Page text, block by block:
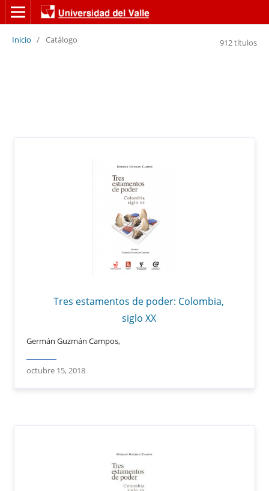
Inicio / Catálogo 912 títulos
Tres estamentos de poder: Colombia,
siglo XX
Germán Guzmán Campos,
octubre 15, 2018